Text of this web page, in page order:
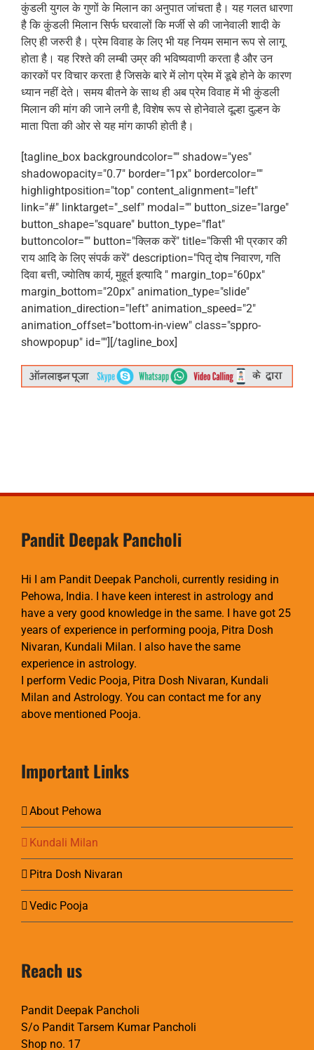
कुंडली युगल के गुणों के मिलान का अनुपात जांचता है। यह गलत धारणा
है कि कुंडली मिलान सिर्फ घरवालों कि मर्जी से की जानेवाली शादी के
लिए ही जरुरी है। प्रेम विवाह के लिए भी यह नियम समान रूप से लागू
होता है। यह रिश्ते की लम्बी उम्र की भविष्यवाणी करता है और उन
कारकों पर विचार करता है जिसके बारे में लोग प्रेम में डूबे होने के कारण
ध्यान नहीं देते। समय बीतने के साथ ही अब प्रेम विवाह में भी कुंडली
मिलान की मांग की जाने लगी है, विशेष रूप से होनेवाले दूल्हा दुल्हन के
माता पिता की ओर से यह मांग काफी होती है।
[tagline_box backgroundcolor="" shadow="yes"
shadowopacity="0.7" border="1px" bordercolor=""
highlightposition="top" content_alignment="left"
link="#" linktarget="_self" modal="" button_size="large"
button_shape="square" button_type="flat"
buttoncolor="" button="क्लिक करें" title="किसी भी प्रकार की
राय आदि के लिए संपर्क करें" description="पितृ दोष निवारण, गति
दिवा बत्ती, ज्योतिष कार्य, मुहूर्त इत्यादि " margin_top="60px"
margin_bottom="20px" animation_type="slide"
animation_direction="left" animation_speed="2"
animation_offset="bottom-in-view" class="sppro-
showpopup" id=""][/tagline_box]
Pandit Deepak Pancholi
Hi I am Pandit Deepak Pancholi, currently residing in
Pehowa, India. I have keen interest in astrology and
have a very good knowledge in the same. I have got 25
years of experience in performing pooja, Pitra Dosh
Nivaran, Kundali Milan. I also have the same
experience in astrology.
I perform Vedic Pooja, Pitra Dosh Nivaran, Kundali
Milan and Astrology. You can contact me for any
above mentioned Pooja.
Important Links
About Pehowa
Kundali Milan
Pitra Dosh Nivaran
Vedic Pooja
Reach us
Pandit Deepak Pancholi
S/o Pandit Tarsem Kumar Pancholi
Shop no. 17